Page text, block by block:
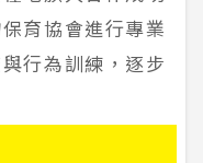
育協會進行專業
行為訓練，逐步